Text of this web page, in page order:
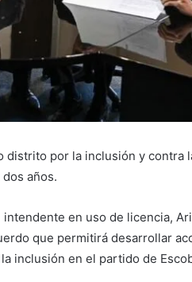
distrito por la inclusión y contra
años.
en uso de licencia,
que permitirá desarrollar
inclusión en el partido de